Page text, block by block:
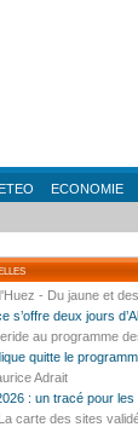
ECONOMIE
- Du jaune et
s’offre deux jours
au programme
quitte le
Adrait
: un tracé pour
carte des sites